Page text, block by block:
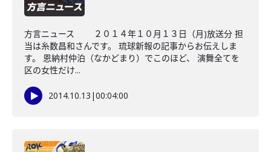
方言ニュース ２０１４年１０月１３日（月)放送分 担
当は糸数昌和さんです。 琉球新報の記事からお伝えしま
す。 恩納村仲泊（なかどまり）でこのほど、 演舞全てを
区の女性だけ...
2014.10.13 |00:04:00